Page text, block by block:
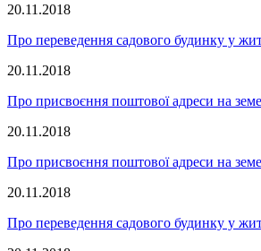
20.11.2018
Про переведення садового будинку у
20.11.2018
Про присвоєння поштової адреси на
20.11.2018
Про присвоєння поштової адреси на
20.11.2018
Про переведення садового будинку у